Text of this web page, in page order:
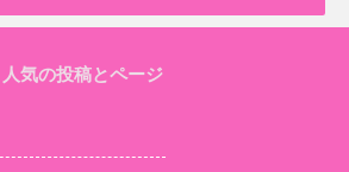
人気の投稿とページ